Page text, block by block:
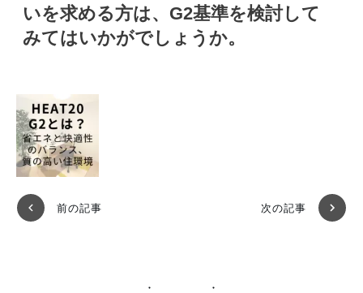
いを求める方は、G2基準を検討して
みてはいかがでしょうか。
前の記事 次の記事